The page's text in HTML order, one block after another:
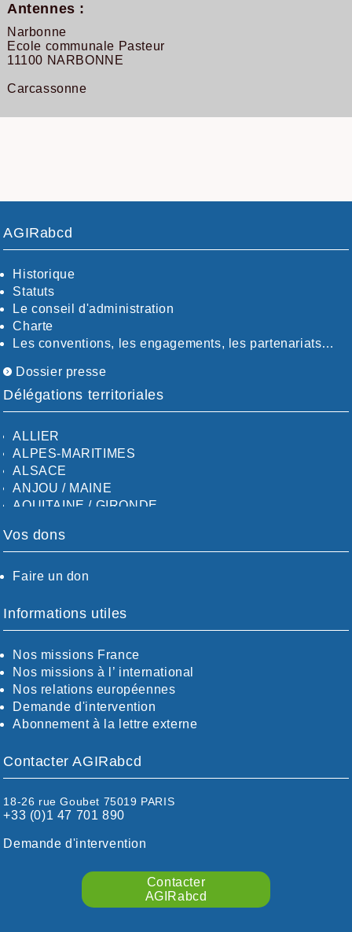
Antennes :
Narbonne
Ecole communale Pasteur
11100 NARBONNE
Carcassonne
AGIRabcd
Historique
Statuts
Le conseil d'administration
Charte
Les conventions, les engagements, les partenariats…
Dossier presse
Délégations territoriales
ALLIER
ALPES-MARITIMES
ALSACE
ANJOU / MAINE
AQUITAINE / GIRONDE
AUDE
CALVADOS-ORNE
CHARENTE-MARITIME
DORDOGNE
DRÖME / ARDÈCHE
ESSONNE
EURE-ET-LOIR
EURE/SEINE-MARITIME
GARD
HAUTE-GARONNE
HAUTES-PYRÉNÉES
HÉRAULT
ISÈRE
LOIRE / OCÉAN
Vos dons
Faire un don
Informations utiles
Nos missions France
Nos missions à l’ international
Nos relations européennes
Demande d'intervention
Abonnement à la lettre externe
Contacter AGIRabcd
18-26 rue Goubet 75019 PARIS
+33 (0)1 47 701 890
Demande d'intervention
Contacter
AGIRabcd